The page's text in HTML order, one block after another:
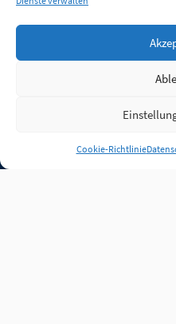
Cookie-Richtlinie
Anmelden
Jobs Partner